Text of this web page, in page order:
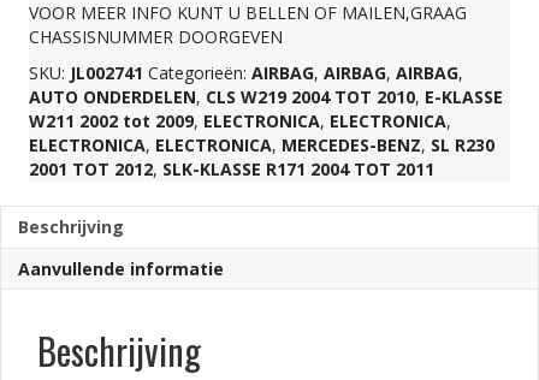
VOOR MEER INFO KUNT U BELLEN OF MAILEN,GRAAG
CHASSISNUMMER DOORGEVEN
SKU: JL002741 Categorieën: AIRBAG, AIRBAG, AIRBAG,
AUTO ONDERDELEN, CLS W219 2004 TOT 2010, E-KLASSE
W211 2002 tot 2009, ELECTRONICA, ELECTRONICA,
ELECTRONICA, ELECTRONICA, MERCEDES-BENZ, SL R230
2001 TOT 2012, SLK-KLASSE R171 2004 TOT 2011
Beschrijving
Aanvullende informatie
Beschrijving